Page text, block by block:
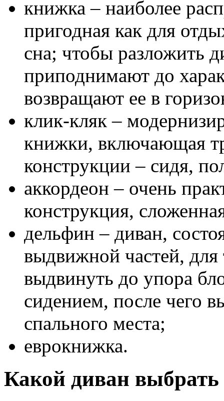
книжка – наиболее
пригодная как для
сна; чтобы разложить
приподнимают до
возвращают ее в
клик-кляк –
книжки, включающая
конструкции – сидя,
аккордеон – очень
конструкция,
дельфин – диван,
выдвижной частей,
выдвинуть до упора
сидением, после чего
спального места;
еврокнижка.
Какой диван выбрать